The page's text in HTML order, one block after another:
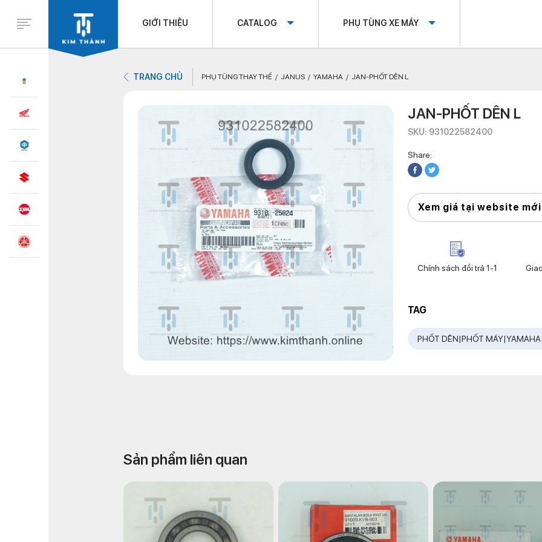
GIỚI THIỆU CATALOG PHỤ TÙNG XE MÁY
TRANG CHỦ PHỤ TÙNG THAY THẾ JANUS YAMAHA JAN-PHỐT DÊN L
JAN-PHỐT DÊN L
SKU: 931022582400
Share:
Xem giá tại website mới
Chính sách đổi trả 1-1
TAG
PHỐT DÊN|PHỐT MÁY|YAMAHA
Sản phẩm liên quan